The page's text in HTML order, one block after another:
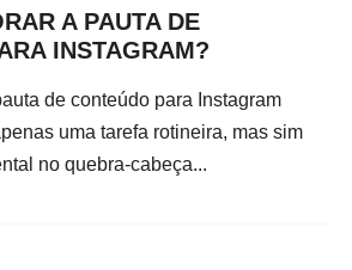
A PAUTA DE
INSTAGRAM?
de conteúdo para Instagram
uma tarefa rotineira, mas sim
no quebra-cabeça...